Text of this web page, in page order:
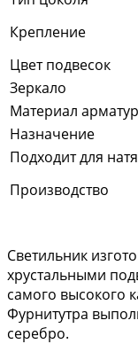
Крепление
Цвет подвесок
Зеркало
Материал
Назначение
Подходит для
Производство
Светильник
хрустальными
самого высокого
Фурнитутра
серебро.